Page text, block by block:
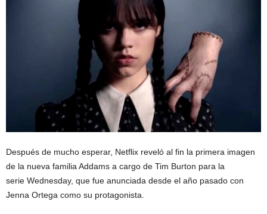
Después de mucho esperar, Netflix reveló al fin la primera imagen
de la nueva familia Addams a cargo de Tim Burton para la
serie Wednesday, que fue anunciada desde el año pasado con
Jenna Ortega como su protagonista.